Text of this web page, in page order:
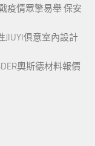
疫情眾擎易舉 保安
俱意室內設計
奧斯德材料報價